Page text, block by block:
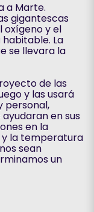
a Marte.
gigantescas
oxígeno y el
La
se llevara la
de las
y las usará
personal,
en sus
en la
y la temperatura
sean
un